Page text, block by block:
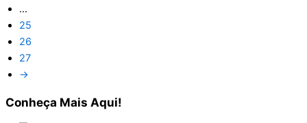
…
25
26
27
→
Conheça Mais Aqui!